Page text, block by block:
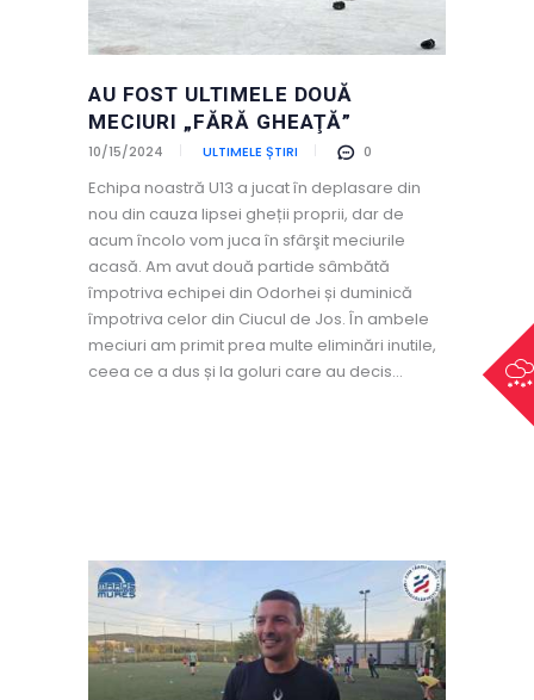
AU FOST ULTIMELE DOUĂ
MECIURI „FĂRĂ GHEAŢĂ”
10/15/2024 ULTIMELE ȘTIRI 0
Echipa noastră U13 a jucat în deplasare din
nou din cauza lipsei gheții proprii, dar de
acum încolo vom juca în sfârşit meciurile
acasă. Am avut două partide sâmbătă
împotriva echipei din Odorhei și duminică
împotriva celor din Ciucul de Jos. În ambele
meciuri am primit prea multe eliminări inutile,
ceea ce a dus și la goluri care au decis…